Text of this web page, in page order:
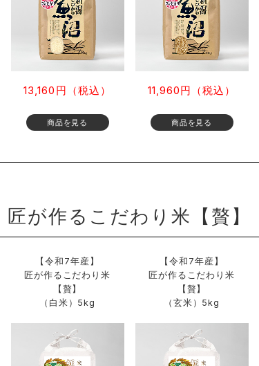
13,160円（税込） 11,960円（税込）
匠が作るこだわり米【贅】
【令和7年産】
匠が作るこだわり米
【贅】
（白米）5kg
【令和7年産】
匠が作るこだわり米
【贅】
（玄米）5kg